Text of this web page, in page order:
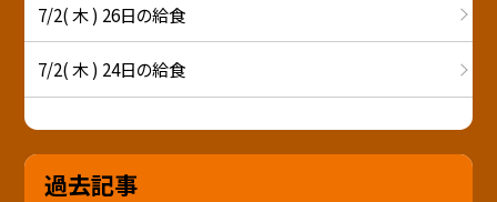
7/2( 木 ) 26日の給食
7/2( 木 ) 24日の給食
過去記事